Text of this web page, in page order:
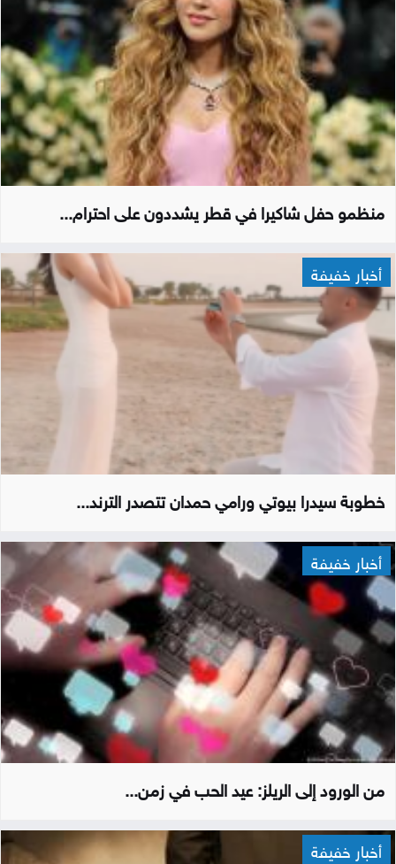
منظمو حفل شاكيرا في قطر يشددون على احترام...
أخبار خفيفة
خطوبة سيدرا بيوتي ورامي حمدان تتصدر الترند...
أخبار خفيفة
من الورود إلى الريلز: عيد الحب في زمن...
أخبار خفيفة